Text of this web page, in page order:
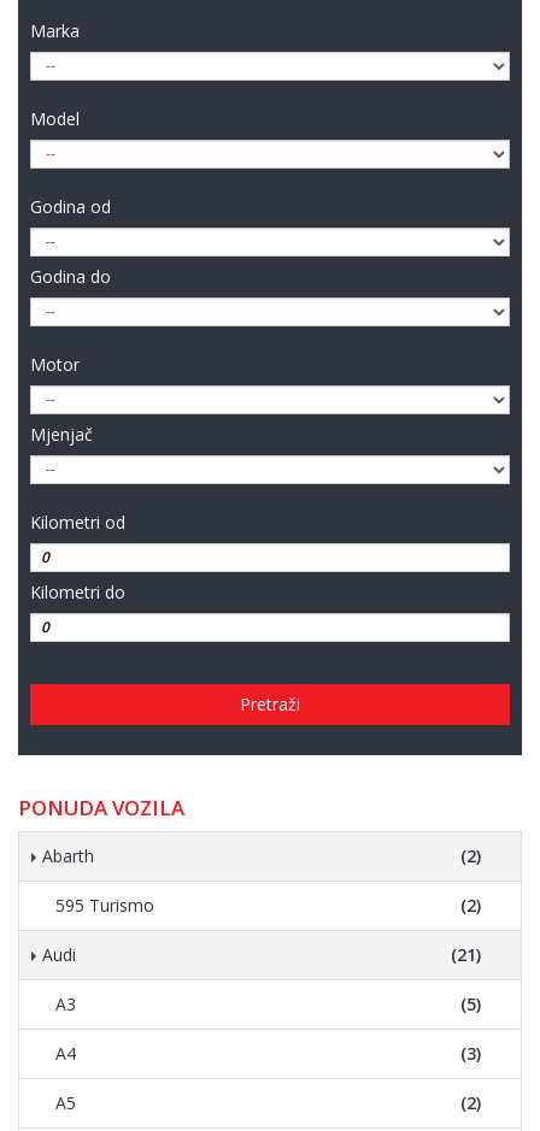
Marka
Model
Godina od
Godina do
Motor
Mjenjač
Kilometri od
Kilometri do
Pretraži
PONUDA VOZILA
Abarth (2)
595 Turismo (2)
Audi (21)
A3 (5)
A4 (3)
A5 (2)